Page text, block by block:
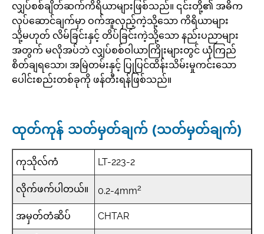
လျှပ်စစ်ချိတ်ဆက်ကိရိယာများဖြစ်သည်။ ၎င်းတို့၏ အဓိက
လုပ်ဆောင်ချက်မှာ ဝက်အူလှည့်ကဲ့သို့သော ကိရိယာများ
သို့မဟုတ် လိမ်ခြင်းနှင့် တိပ်ခြင်းကဲ့သို့သော နည်းပညာများ
အတွက် မလိုအပ်ဘဲ လျှပ်စစ်ဝါယာကြိုးများတွင် ယုံကြည်
စိတ်ချရသော၊ အမြဲတမ်းနှင့် ပြုပြင်ထိန်းသိမ်းမှုကင်းသော
ပေါင်းစည်းတစ်ခုကို ဖန်တီးရန်ဖြစ်သည်။
ထုတ်ကုန် သတ်မှတ်ချက် (သတ်မှတ်ချက်)
ကုသိုလ်ကံ LT-223-2
လိုက်ဖက်ပါတယ်။ 0.2-4mm2
အမှတ်တံဆိပ် CHTAR